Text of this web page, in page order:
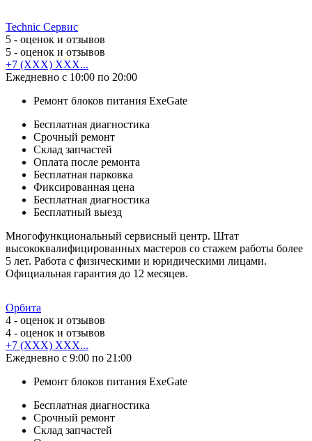
Technic Сервис
5 - оценок и отзывов
5 - оценок и отзывов
+7 (XXX) XXX...
Ежедневно с 10:00 по 20:00
Ремонт блоков питания ExeGate
Бесплатная диагностика
Срочный ремонт
Cклад запчастей
Оплата после ремонта
Бесплатная парковка
Фиксированная цена
Бесплатная диагностика
Бесплатный выезд
Многофункциональный сервисный центр. Штат
высококвалифицированных мастеров со стажем работы более
5 лет. Работа с физическими и юридическими лицами.
Официальная гарантия до 12 месяцев.
Орбита
4 - оценок и отзывов
4 - оценок и отзывов
+7 (XXX) XXX...
Ежедневно с 9:00 по 21:00
Ремонт блоков питания ExeGate
Бесплатная диагностика
Срочный ремонт
Cклад запчастей